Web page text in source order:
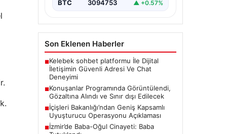
BTC 3094753 ▲ +0.57%
Son Eklenen Haberler
■Kelebek sohbet platformu İle Dijital
İletişimin Güvenli Adresi Ve Chat
Deneyimi
■Konuşanlar Programında Görüntülendi,
Gözaltına Alındı ve Sınır dışı Edilecek
■İçişleri Bakanlığı’ndan Geniş Kapsamlı
Uyuşturucu Operasyonu Açıklaması
■İzmir’de Baba-Oğul Cinayeti: Baba